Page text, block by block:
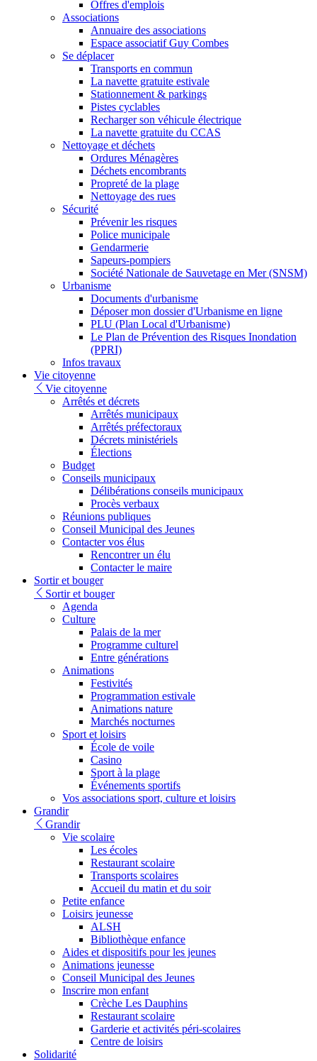
Offres d'emplois
Associations
Annuaire des associations
Espace associatif Guy Combes
Se déplacer
Transports en commun
La navette gratuite estivale
Stationnement & parkings
Pistes cyclables
Recharger son véhicule électrique
La navette gratuite du CCAS
Nettoyage et déchets
Ordures Ménagères
Déchets encombrants
Propreté de la plage
Nettoyage des rues
Sécurité
Prévenir les risques
Police municipale
Gendarmerie
Sapeurs-pompiers
Société Nationale de Sauvetage en Mer (SNSM)
Urbanisme
Documents d'urbanisme
Déposer mon dossier d'Urbanisme en ligne
PLU (Plan Local d'Urbanisme)
Le Plan de Prévention des Risques Inondation
(PPRI)
Infos travaux
Vie citoyenne
Vie citoyenne
Arrêtés et décrets
Arrêtés municipaux
Arrêtés préfectoraux
Décrets ministériels
Élections
Budget
Conseils municipaux
Délibérations conseils municipaux
Procès verbaux
Réunions publiques
Conseil Municipal des Jeunes
Contacter vos élus
Rencontrer un élu
Contacter le maire
Sortir et bouger
Sortir et bouger
Agenda
Culture
Palais de la mer
Programme culturel
Entre générations
Animations
Festivités
Programmation estivale
Animations nature
Marchés nocturnes
Sport et loisirs
École de voile
Casino
Sport à la plage
Événements sportifs
Vos associations sport, culture et loisirs
Grandir
Grandir
Vie scolaire
Les écoles
Restaurant scolaire
Transports scolaires
Accueil du matin et du soir
Petite enfance
Loisirs jeunesse
ALSH
Bibliothèque enfance
Aides et dispositifs pour les jeunes
Animations jeunesse
Conseil Municipal des Jeunes
Inscrire mon enfant
Crèche Les Dauphins
Restaurant scolaire
Garderie et activités péri-scolaires
Centre de loisirs
Solidarité